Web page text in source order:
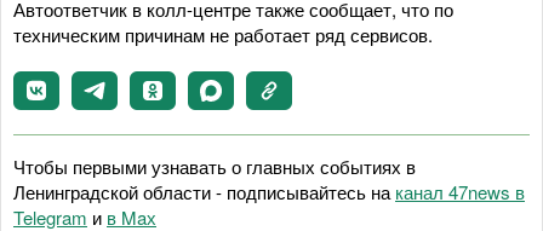
Автоответчик в колл-центре также сообщает, что по
техническим причинам не работает ряд сервисов.
Чтобы первыми узнавать о главных событиях в
Ленинградской области - подписывайтесь на канал 47news в
Telegram и в Maх